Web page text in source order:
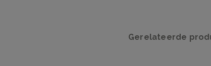
Gerelateerde